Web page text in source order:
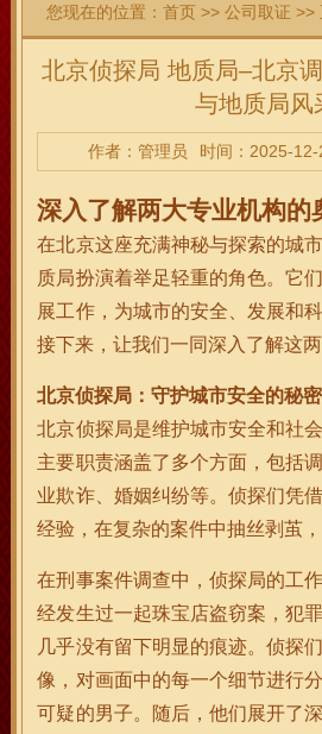
您现在的位置：首页 >>公司取证 >>
北京侦探局 地质局–北京
与地质局风
作者：管理员 时间：2025-12-
深入了解两大专业机构的
在北京这座充满神秘与探索的城
质局扮演着举足轻重的角色。它
展工作，为城市的安全、发展和
接下来，让我们一同深入了解这两
北京侦探局：守护城市安全的秘
北京侦探局是维护城市安全和社
主要职责涵盖了多个方面，包括
业欺诈、婚姻纠纷等。侦探们凭
经验，在复杂的案件中抽丝剥茧，
在刑事案件调查中，侦探局的工
经发生过一起珠宝店盗窃案，犯
几乎没有留下明显的痕迹。侦探
像，对画面中的每一个细节进行
可疑的男子。随后，他们展开了